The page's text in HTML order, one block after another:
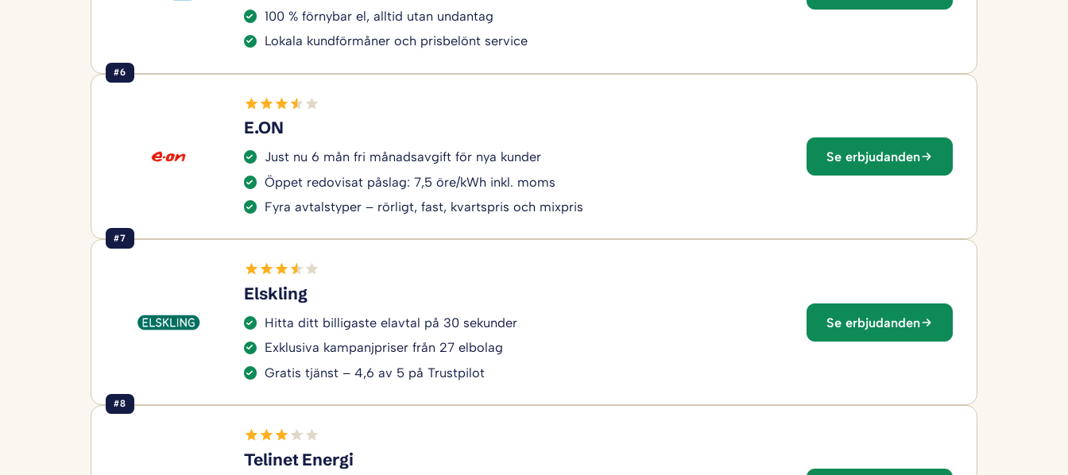
100 % förnybar el, alltid utan undantag
Lokala kundförmåner och prisbelönt service
#6
E.ON
Just nu 6 mån fri månadsavgift för nya kunder
Öppet redovisat påslag: 7,5 öre/kWh inkl. moms
Fyra avtalstyper – rörligt, fast, kvartspris och mixpris
Se erbjudanden
#7
Elskling
Hitta ditt billigaste elavtal på 30 sekunder
Exklusiva kampanjpriser från 27 elbolag
Gratis tjänst – 4,6 av 5 på Trustpilot
Se erbjudanden
#8
Telinet Energi